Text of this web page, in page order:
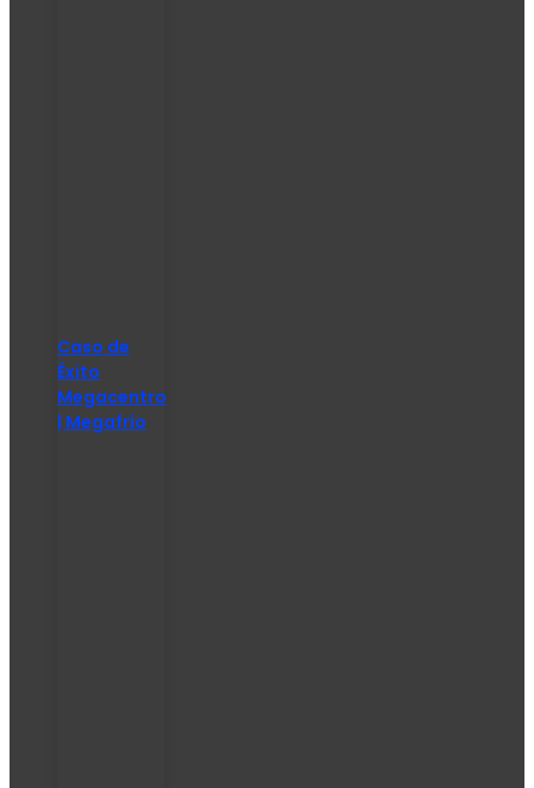
Caso de
Éxito
Megacentro
| Megafrío